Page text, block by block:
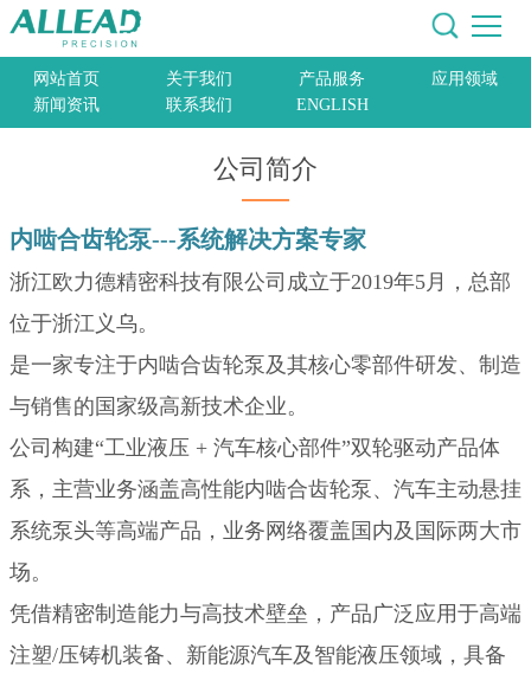
网站首页 关于我们 产品服务
应用领域
新闻资讯
联系我们 ENGLISH
公司简介
内啮合齿轮泵---系统解决方案专家
浙江欧力德精密科技有限公司成立于2019年5月，总部
位于浙江义乌。
是一家专注于内啮合齿轮泵及其核心零部件研发、制造
与销售的国家级高新技术企业。
公司构建“工业液压 + 汽车核心部件”双轮驱动产品体
系，主营业务涵盖高性能内啮合齿轮泵、汽车主动悬挂
系统泵头等高端产品，业务网络覆盖国内及国际两大市
场。
凭借精密制造能力与高技术壁垒，产品广泛应用于高端
注塑/压铸机装备、新能源汽车及智能液压领域，具备